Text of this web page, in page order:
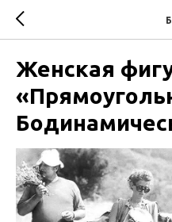
Женская